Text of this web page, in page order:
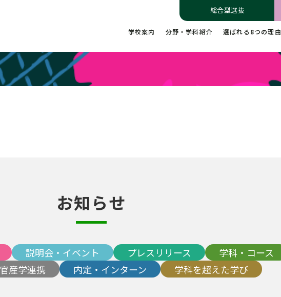
総合型選抜
学校案内 分野・学科紹介 選ばれる8つの理由
お知らせ
説明会・イベント プレスリリース
学科・コース
官産学連携 内定・インターン 学科を超えた学び